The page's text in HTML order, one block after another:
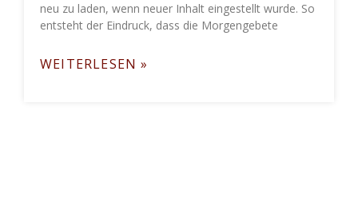
neu zu laden, wenn neuer Inhalt eingestellt wurde. So
entsteht der Eindruck, dass die Morgengebete
WEITERLESEN »